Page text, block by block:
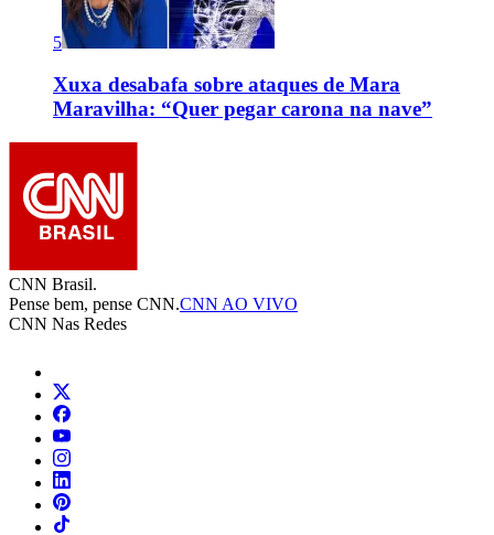
5
Xuxa desabafa sobre ataques de Mara
Maravilha: “Quer pegar carona na nave”
CNN Brasil.
Pense bem, pense CNN.CNN AO VIVO
CNN Nas Redes